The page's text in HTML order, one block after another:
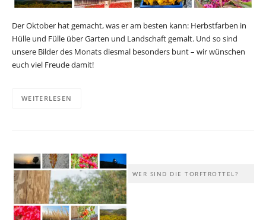
Der Oktober hat gemacht, was er am besten kann: Herbstfarben in
Hülle und Fülle über Garten und Landschaft gemalt. Und so sind
unsere Bilder des Monats diesmal besonders bunt – wir wünschen
euch viel Freude damit!
WEITERLESEN
WER SIND DIE TORFTROTTEL?